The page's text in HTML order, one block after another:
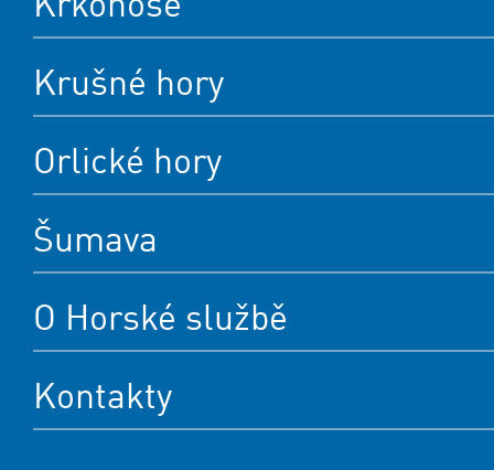
Krušné hory
Orlické hory
Šumava
O Horské službě
Kontakty